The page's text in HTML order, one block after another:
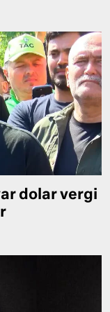
dolar vergi